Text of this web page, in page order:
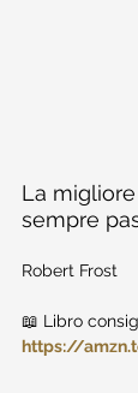
La
sempre
Robert Frost
📖 Libro
https://